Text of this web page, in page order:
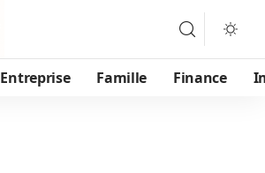
Entreprise Famille Finance